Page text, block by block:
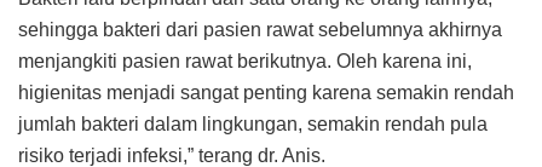
sehingga bakteri dari pasien rawat sebelumnya akhirnya
menjangkiti pasien rawat berikutnya. Oleh karena ini,
higienitas menjadi sangat penting karena semakin rendah
jumlah bakteri dalam lingkungan, semakin rendah pula
risiko terjadi infeksi,” terang dr. Anis.